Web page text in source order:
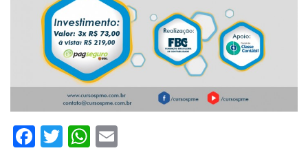
Facebook
TwitterWhatsApp